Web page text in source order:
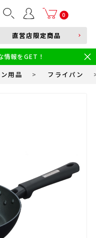
0
ら
児・園児向け水筒
生 中・高学年向け水筒
直営店限定商品
情報をGET！
用品 > フライパン